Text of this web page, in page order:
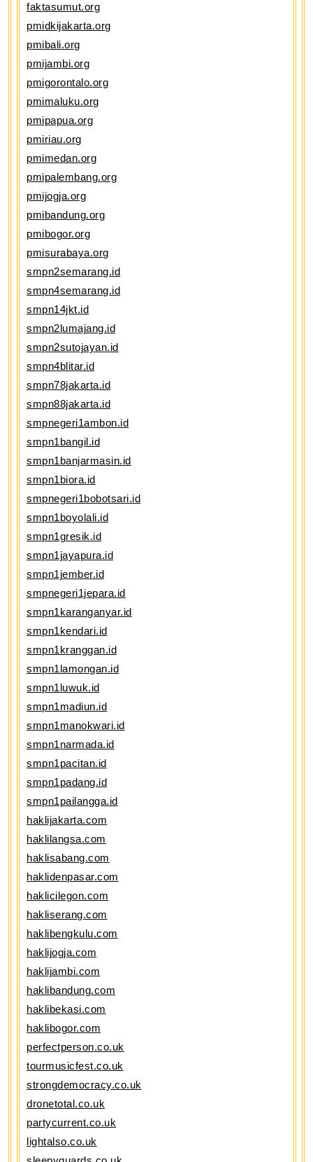
faktasumut.org
pmidkijakarta.org
pmibali.org
pmijambi.org
pmigorontalo.org
pmimaluku.org
pmipapua.org
pmiriau.org
pmimedan.org
pmipalembang.org
pmijogja.org
pmibandung.org
pmibogor.org
pmisurabaya.org
smpn2semarang.id
smpn4semarang.id
smpn14jkt.id
smpn2lumajang.id
smpn2sutojayan.id
smpn4blitar.id
smpn78jakarta.id
smpn88jakarta.id
smpnegeri1ambon.id
smpn1bangil.id
smpn1banjarmasin.id
smpn1biora.id
smpnegeri1bobotsari.id
smpn1boyolali.id
smpn1gresik.id
smpn1jayapura.id
smpn1jember.id
smpnegeri1jepara.id
smpn1karanganyar.id
smpn1kendari.id
smpn1kranggan.id
smpn1lamongan.id
smpn1luwuk.id
smpn1madiun.id
smpn1manokwari.id
smpn1narmada.id
smpn1pacitan.id
smpn1padang.id
smpn1pailangga.id
haklijakarta.com
haklilangsa.com
haklisabang.com
haklidenpasar.com
haklicilegon.com
hakliserang.com
haklibengkulu.com
haklijogja.com
haklijambi.com
haklibandung.com
haklibekasi.com
haklibogor.com
perfectperson.co.uk
tourmusicfest.co.uk
strongdemocracy.co.uk
dronetotal.co.uk
partycurrent.co.uk
lightalso.co.uk